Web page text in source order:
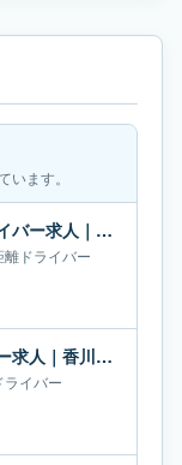
ます。
アート梱包運輸株式会社の長距離ドライバー求人｜長野県東御市｜月給69万円
離ドライバー
下笠居運輸株式会社の長距離ドライバー求人｜香川県高松市｜月給50万-55万円
イバー